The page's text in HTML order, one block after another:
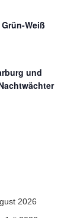
Weiß
und
2026